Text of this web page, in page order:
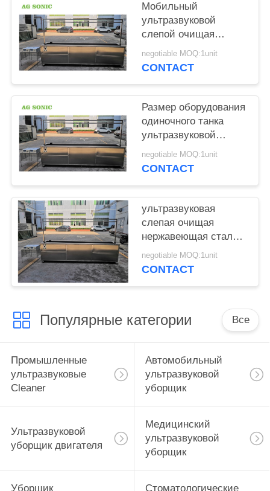
PRIVACY
POLICY
Мобильный
ультразвуковой
слепой очищая
рицинус
оборудования
ног
negotiable MOQ:1unit
CONTACT
Размер оборудования
одиночного танка
ультразвуковой
слепой очищая 3
метра быстрая
negotiable MOQ:1unit
CONTACT
ультразвуковая
слепая очищая
нержавеющая сталь
304 машины 40khz с
полоща танком/
negotiable MOQ:1unit
CONTACT
Популярные категории Все
Промышленные
ультразвуковые
Cleaner
Автомобильный
ультразвуковой
уборщик
Ультразвуковой
уборщик двигателя
Медицинский
ультразвуковой
уборщик
Уборщик Стоматологические